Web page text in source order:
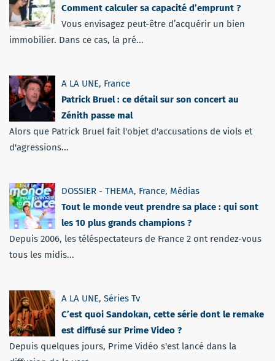
Comment calculer sa capacité d’emprunt ?
Vous envisagez peut-être d’acquérir un bien
immobilier. Dans ce cas, la pré...
A LA UNE, France
Patrick Bruel : ce détail sur son concert au
Zénith passe mal
Alors que Patrick Bruel fait l'objet d'accusations de viols et
d'agressions...
DOSSIER - THEMA, France, Médias
Tout le monde veut prendre sa place : qui sont
les 10 plus grands champions ?
Depuis 2006, les téléspectateurs de France 2 ont rendez-vous
tous les midis...
A LA UNE, Séries Tv
C’est quoi Sandokan, cette série dont le remake
est diffusé sur Prime Video ?
Depuis quelques jours, Prime Vidéo s'est lancé dans la